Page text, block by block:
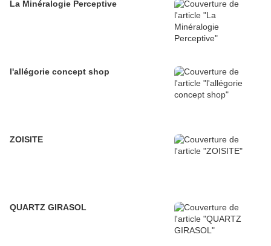
La Minéralogie Perceptive
l'allégorie concept shop
ZOISITE
QUARTZ GIRASOL